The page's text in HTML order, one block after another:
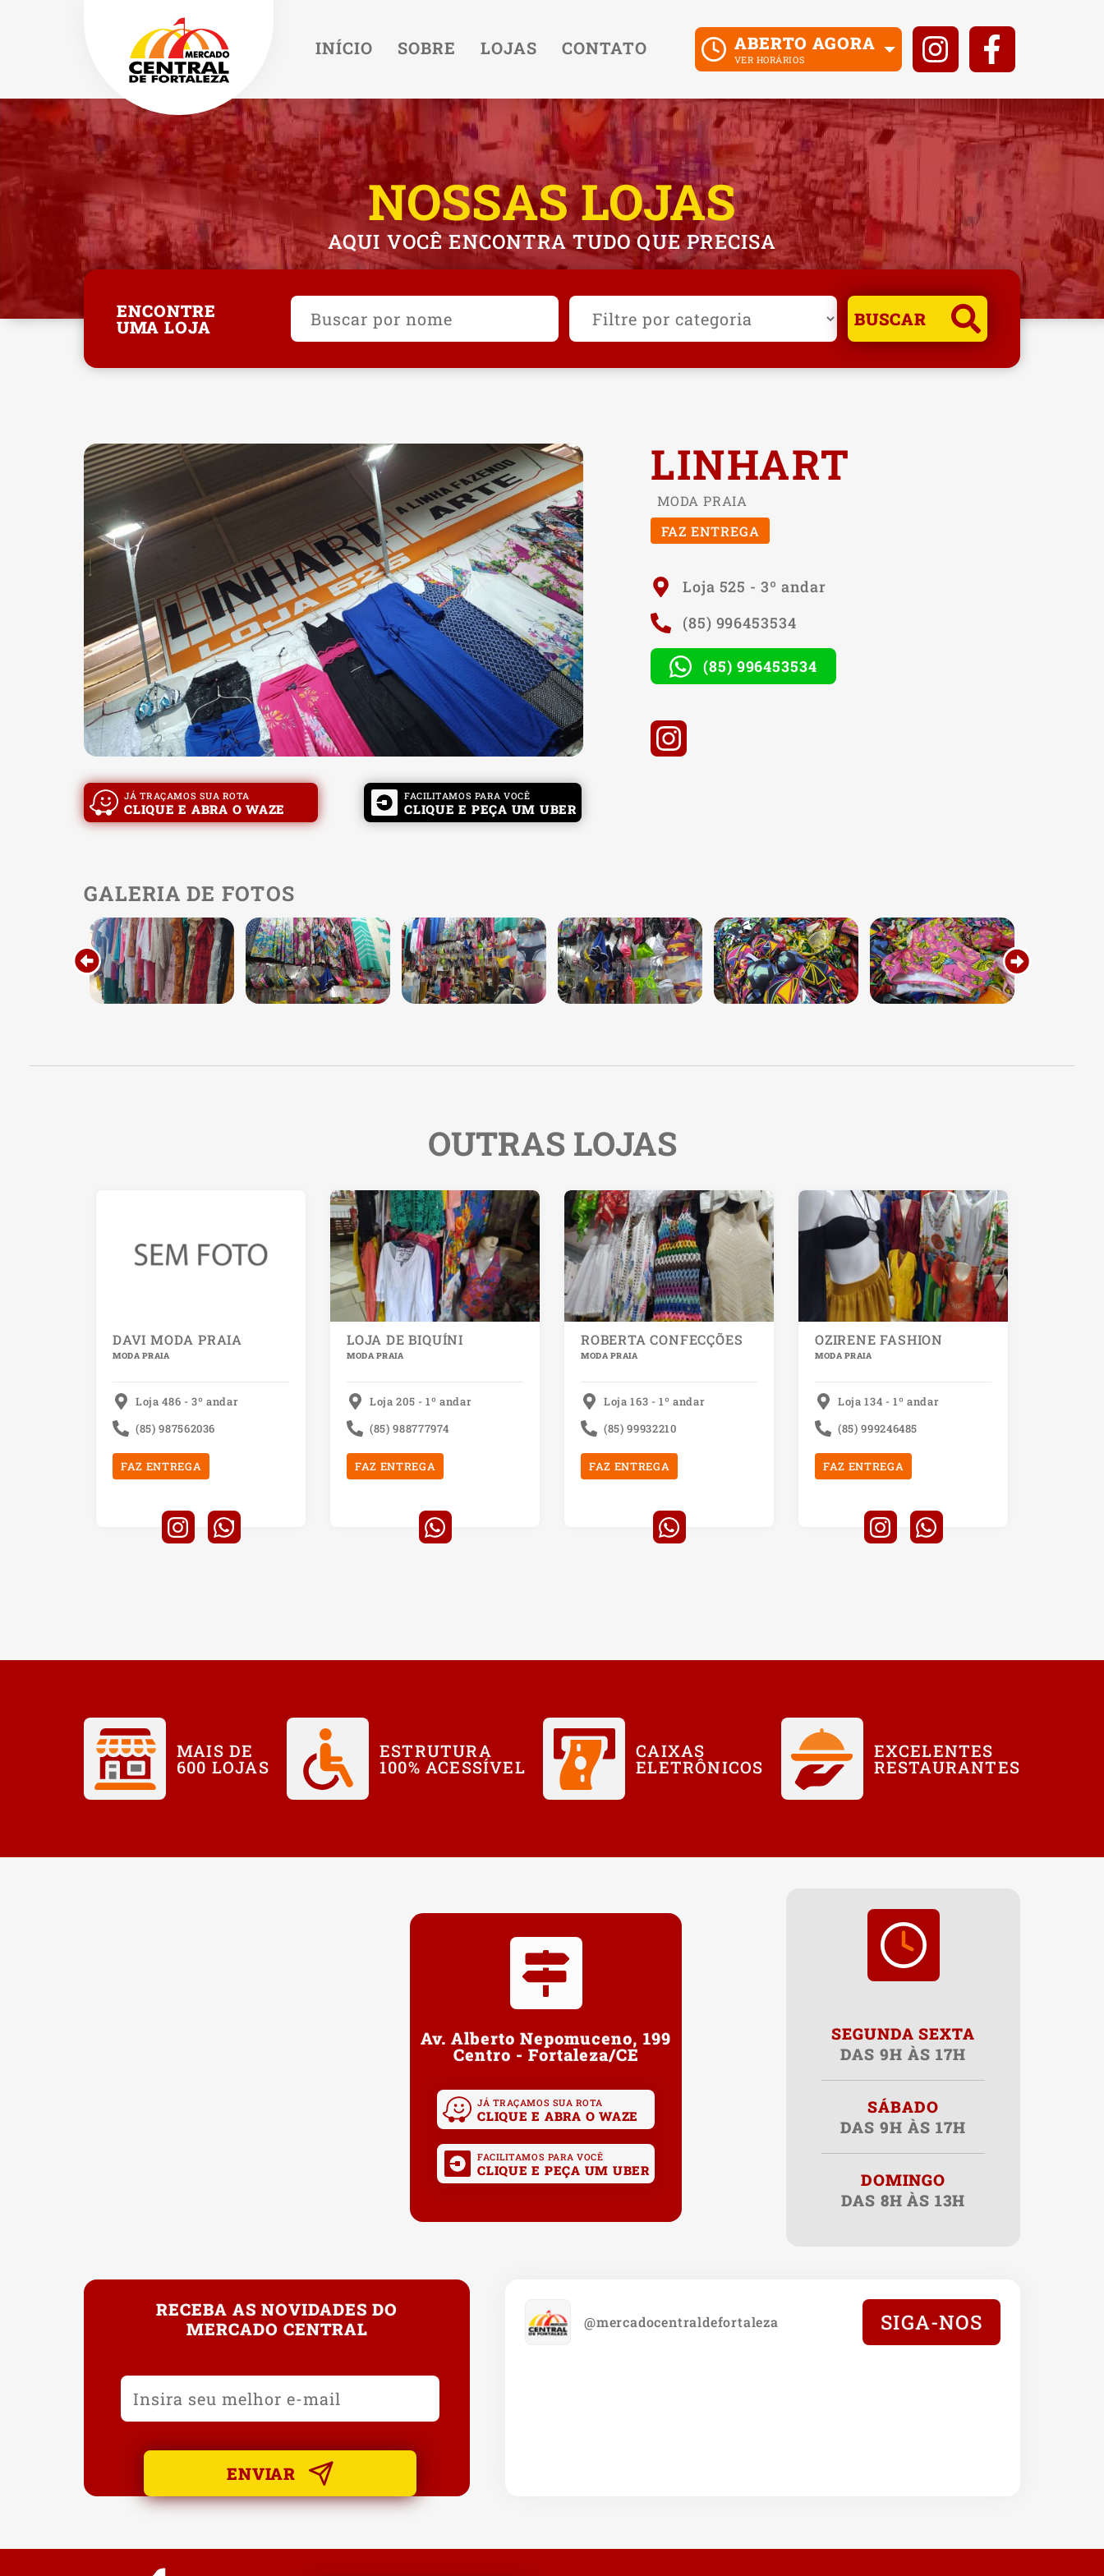
INÍCIO SOBRE LOJAS CONTATO ABERTO AGORA
VER HORÁRIOS
NOSSAS LOJAS
AQUI VOCÊ ENCONTRA TUDO QUE PRECISA
ENCONTRE
UMA LOJA BUSCAR
LINHART
MODA PRAIA
FAZ ENTREGA
Loja 525 - 3º andar
(85) 996453534
(85) 996453534
JÁ TRAÇAMOS SUA ROTA
CLIQUE E ABRA O WAZE
FACILITAMOS PARA VOCÊ
CLIQUE E PEÇA UM UBER
GALERIA DE FOTOS
OUTRAS LOJAS
DAVI MODA PRAIA
MODA PRAIA
Loja 486 - 3º andar
(85) 987562036
FAZ ENTREGA
LOJA DE BIQUÍNI
MODA PRAIA
Loja 205 - 1º andar
(85) 988777974
FAZ ENTREGA
ROBERTA CONFECÇÕES
MODA PRAIA
Loja 163 - 1º andar
(85) 99932210
FAZ ENTREGA
OZIRENE FASHION
MODA PRAIA
Loja 134 - 1º andar
(85) 999246485
FAZ ENTREGA
MAIS DE
600 LOJAS
ESTRUTURA
100% ACESSÍVEL
CAIXAS
ELETRÔNICOS
EXCELENTES
RESTAURANTES
Av. Alberto Nepomuceno, 199
Centro - Fortaleza/CE
JÁ TRAÇAMOS SUA ROTA
CLIQUE E ABRA O WAZE
FACILITAMOS PARA VOCÊ
CLIQUE E PEÇA UM UBER
SEGUNDA SEXTA
DAS 9H ÀS 17H
SÁBADO
DAS 9H ÀS 17H
DOMINGO
DAS 8H ÀS 13H
RECEBA AS NOVIDADES DO
MERCADO CENTRAL
ENVIAR
@mercadocentraldefortaleza SIGA-NOS